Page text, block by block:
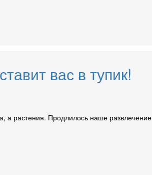
вас в тупик!
растения. Продлилось наше